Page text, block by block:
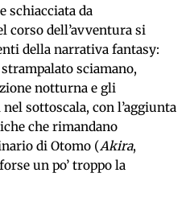
schiacciata da
corso dell’avventura si
della narrativa fantasy:
sciamano,
notturna e gli
sottoscala, con l’aggiunta
che rimandano
di Otomo (Akira,
un po’ troppo la